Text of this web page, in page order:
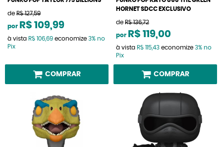
de R$ 127,59
por R$ 109,99
à vista R$ 106,69 economize 3% no
Pix
COMPRAR
HORNET SDCC EXCLUSIVO
de R$ 136,72
por R$ 119,00
à vista R$ 115,43 economize 3% no
Pix
COMPRAR